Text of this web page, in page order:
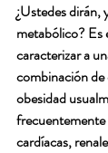
¿Ustedes dirán,
metabólico? Es
caracterizar a
combinación
obesidad
frecuentemente
cardíacas,